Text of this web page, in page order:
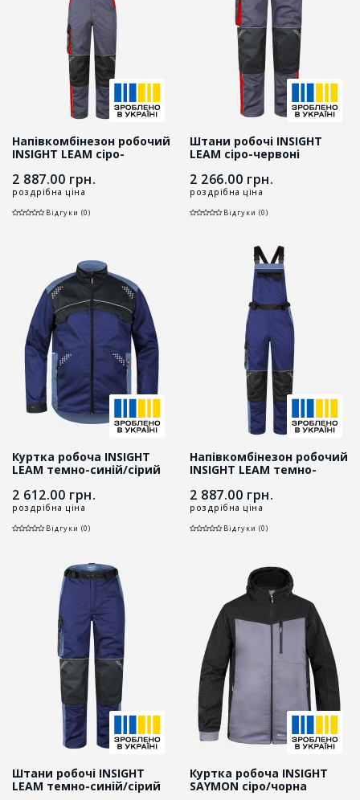
Напівкомбінезон робочий
INSIGHT LEAM сіро-
2 887.00 грн.
роздрібна ціна
Відгуки (0)
Штани робочі INSIGHT
LEAM сіро-червоні
2 266.00 грн.
роздрібна ціна
Відгуки (0)
Куртка робоча INSIGHT
LEAM темно-синій/сірий
2 612.00 грн.
роздрібна ціна
Відгуки (0)
Напівкомбінезон робочий
INSIGHT LEAM темно-
2 887.00 грн.
роздрібна ціна
Відгуки (0)
Штани робочі INSIGHT
LEAM темно-синій/сірий
Куртка робоча INSIGHT
SAYMON cіро/чорна